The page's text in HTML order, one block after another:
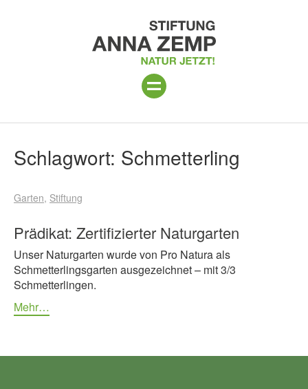
PROGRAMM 2026
PROJEKTE
BESUCH
UNTERSTÜTZEN
ÜBER UNS
Schlagwort: Schmetterling
Garten Stiftung
Prädikat: Zertifizierter Naturgarten
Unser Naturgarten wurde von Pro Natura als
Schmetterlingsgarten ausgezeichnet – mit 3/3
Schmetterlingen.
Mehr…